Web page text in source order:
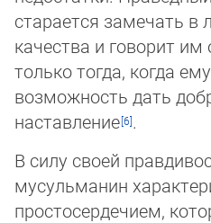
старается замечать в
качества и говорит им
только тогда, когда
возможность дать
наставление .
В силу своей
мусульманин
простосердечием,